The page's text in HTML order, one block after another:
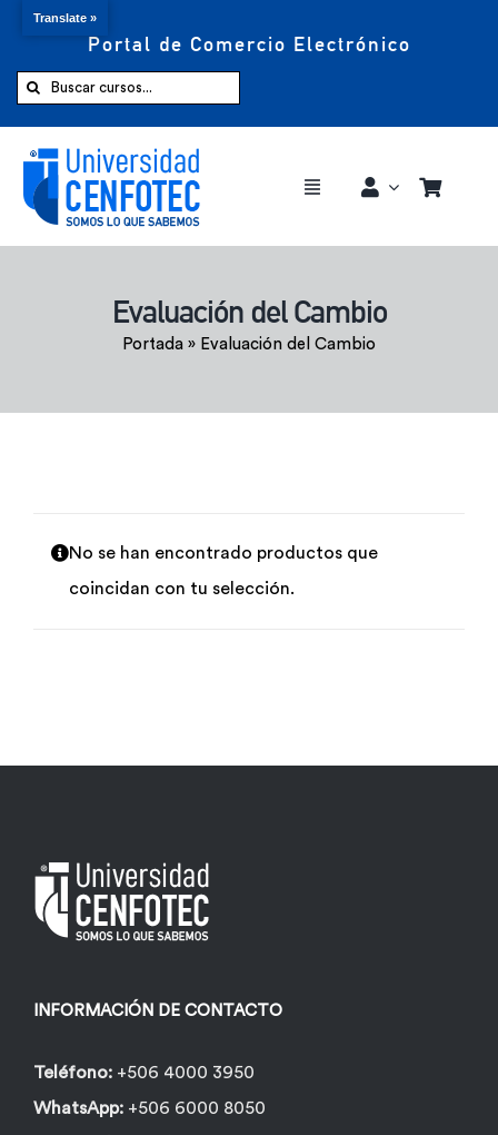
Portal de Comercio Electrónico
Buscar:
Toggle
Comprar ahora
Evaluación del Cambio
Portada » Evaluación del Cambio
No se han encontrado productos que
coincidan con tu selección.
INFORMACIÓN DE CONTACTO
Teléfono: +506 4000 3950
WhatsApp: +506 6000 8050
Translate »